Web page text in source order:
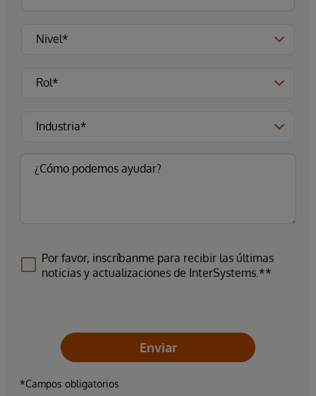
Por favor, inscríbanme para recibir las últimas
noticias y actualizaciones de InterSystems.**
Enviar
*Campos obligatorios